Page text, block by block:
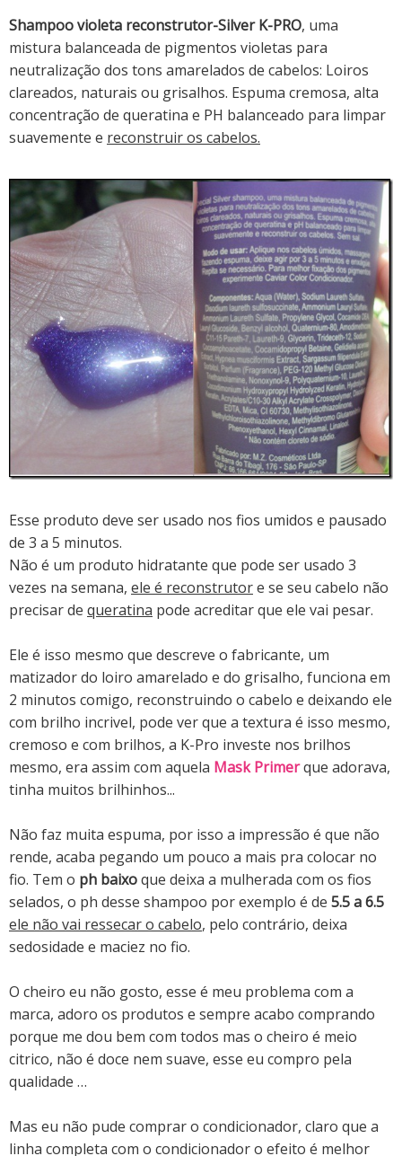
Shampoo violeta reconstrutor-Silver K-PRO, uma
mistura balanceada de pigmentos violetas para
neutralização dos tons amarelados de cabelos: Loiros
clareados, naturais ou grisalhos. Espuma cremosa, alta
concentração de queratina e PH balanceado para limpar
suavemente e reconstruir os cabelos.
Esse produto deve ser usado nos fios umidos e pausado
de 3 a 5 minutos.
Não é um produto hidratante que pode ser usado 3
vezes na semana, ele é reconstrutore se seu cabelo não
precisar de queratina pode acreditar que ele vai pesar.
Ele é isso mesmo que descreve o fabricante, um
matizador do loiro amarelado e do grisalho, funciona em
2 minutos comigo, reconstruindo o cabelo e deixando ele
com brilho incrivel, pode ver que a textura é isso mesmo,
cremoso e com brilhos, a K-Pro investe nos brilhos
mesmo, era assim com aquela Mask Primerque adorava,
tinha muitos brilhinhos...
Não faz muita espuma, por isso a impressão é que não
rende, acaba pegando um pouco a mais pra colocar no
fio. Tem o ph baixoque deixa a mulherada com os fios
selados, o ph desse shampoo por exemplo é de 5.5 a 6.5
ele não vai ressecar o cabelo, pelo contrário, deixa
sedosidade e maciez no fio.
O cheiro eu não gosto, esse é meu problema com a
marca, adoro os produtos e sempre acabo comprando
porque me dou bem com todos mas o cheiro é meio
citrico, não é doce nem suave, esse eu compro pela
qualidade …
Mas eu não pude comprar o condicionador, claro que a
linha completa com o condicionador o efeito é melhor